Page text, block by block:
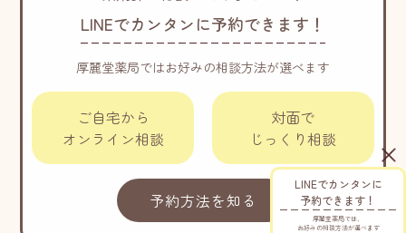
LINEでカンタンに
予約できます！
厚麗堂薬局では、
お好みの相談方法が選べます
LINEでカンタンに予約できます！
厚麗堂薬局ではお好みの相談方法が選べます
ご自宅から
オンライン相談
対面で
じっくり相談
予約方法を知る